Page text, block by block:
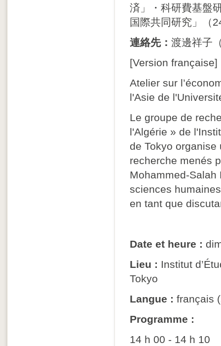
済」・科研費基盤
国際共同研究」（
連絡先： 渡邊祥子
[Version française]
Atelier sur
l'Asie de
Le groupe de
l'Algérie » de
de Tokyo
recherche menés
Mohammed-Salah
sciences
en tant que
Date et heure :
Lieu : Institut
Tokyo
Langue : français
Programme :
14 h 00 - 14 h 10